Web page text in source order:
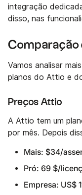
integração
disso, nas
Comparação
Vamos analisar
planos do Attio e
Preços Attio
A Attio tem um
por mês. Depois
Mais: $34/
Pró: 69 $/
Empresa: US$